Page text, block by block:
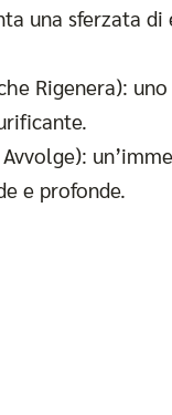
una sferzata di
Rigenera): uno
e profonde.